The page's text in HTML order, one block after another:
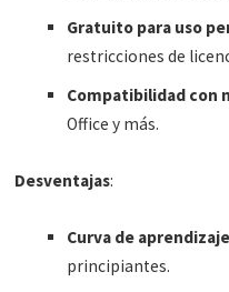
Gratuito para uso
restricciones de
Compatibilidad con
Office y más.
Desventajas:
Curva de aprendizaje
principiantes.